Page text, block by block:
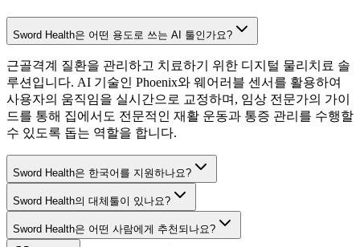
Sword Health은 어떤 용도로 쓰는 AI 툴인가요?
근골격계 질환을 관리하고 치료하기 위한 디지털 물리치료 솔
루션입니다. AI 기술인 Phoenix와 웨어러블 센서를 활용하여
사용자의 움직임을 실시간으로 교정하며, 임상 전문가의 가이
드를 통해 집에서도 전문적인 재활 운동과 통증 관리를 수행할
수 있도록 돕는 역할을 합니다.
Sword Health은 한국어를 지원하나요?
Sword Health의 대체툴이 있나요?
Sword Health은 어떤 사람에게 추천되나요?